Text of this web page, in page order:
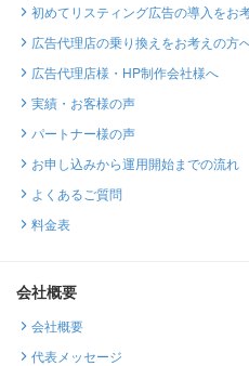
初めてリスティング広告の導入をお
広告代理店の乗り換えをお考えの方
広告代理店様・HP制作会社様へ
実績・お客様の声
パートナー様の声
お申し込みから運用開始までの流れ
よくあるご質問
料金表
会社概要
会社概要
代表メッセージ